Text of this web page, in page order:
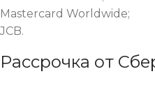
Mastercard Worldwide;
JCB.
Рассрочка от